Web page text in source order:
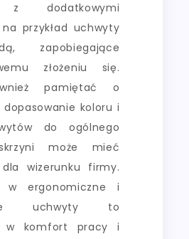
z dodatkowymi
przykład uchwyty
zapobiegające
złożeniu się.
pamiętać o
koloru i
do ogólnego
może mieć
wizerunku firmy.
w ergonomiczne i
uchwyty to
w komfort pracy i